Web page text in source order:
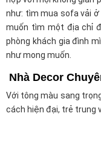
như: tìm mua sofa vải
muốn tìm một địa chỉ
phòng khách gia đình
như mong muốn.
Nhà Decor
Với tông màu sang
cách hiện đại, trẻ trung